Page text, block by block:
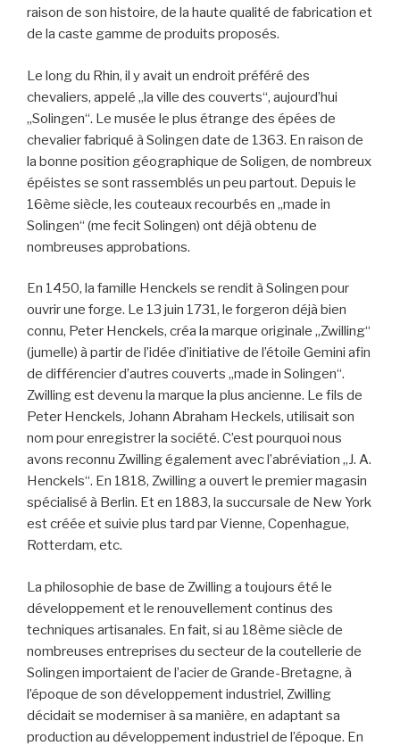
raison de son histoire, de la haute qualité de fabrication et
de la caste gamme de produits proposés.
Le long du Rhin, il y avait un endroit préféré des
chevaliers, appelé „la ville des couverts“, aujourd’hui
„Solingen“. Le musée le plus étrange des épées de
chevalier fabriqué à Solingen date de 1363. En raison de
la bonne position géographique de Soligen, de nombreux
épéistes se sont rassemblés un peu partout. Depuis le
16ème siècle, les couteaux recourbés en „made in
Solingen“ (me fecit Solingen) ont déjà obtenu de
nombreuses approbations.
En 1450, la famille Henckels se rendit à Solingen pour
ouvrir une forge. Le 13 juin 1731, le forgeron déjà bien
connu, Peter Henckels, créa la marque originale „Zwilling“
(jumelle) à partir de l’idée d’initiative de l’étoile Gemini afin
de différencier d’autres couverts „made in Solingen“.
Zwilling est devenu la marque la plus ancienne. Le fils de
Peter Henckels, Johann Abraham Heckels, utilisait son
nom pour enregistrer la société. C’est pourquoi nous
avons reconnu Zwilling également avec l’abréviation „J. A.
Henckels“. En 1818, Zwilling a ouvert le premier magasin
spécialisé à Berlin. Et en 1883, la succursale de New York
est créée et suivie plus tard par Vienne, Copenhague,
Rotterdam, etc.
La philosophie de base de Zwilling a toujours été le
développement et le renouvellement continus des
techniques artisanales. En fait, si au 18ème siècle de
nombreuses entreprises du secteur de la coutellerie de
Solingen importaient de l’acier de Grande-Bretagne, à
l’époque de son développement industriel, Zwilling
décidait se moderniser à sa manière, en adaptant sa
production au développement industriel de l’époque. En